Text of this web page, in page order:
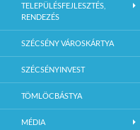
TELEPÜLÉSFEJLESZTÉS,
RENDEZÉS
SZÉCSÉNY VÁROSKÁRTYA
SZÉCSÉNYINVEST
TÖMLÖCBÁSTYA
MÉDIA